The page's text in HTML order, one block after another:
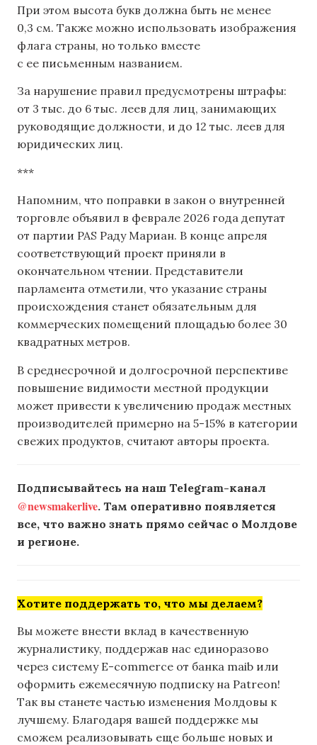
При этом высота букв должна быть не менее
0,3 см. Также можно использовать изображения
флага страны, но только вместе
с ее письменным названием.
За нарушение правил предусмотрены штрафы:
от 3 тыс. до 6 тыс. леев для лиц, занимающих
руководящие должности, и до 12 тыс. леев для
юридических лиц.
***
Напомним, что поправки в закон о внутренней
торговле объявил ​​в феврале 2026 года депутат
от партии PAS Раду Мариан. В конце апреля
соответствующий проект приняли в
окончательном чтении. Представители
парламента отметили, что указание страны
происхождения станет обязательным для
коммерческих помещений площадью более 30
квадратных метров.
В среднесрочной и долгосрочной перспективе
повышение видимости местной продукции
может привести к увеличению продаж местных
производителей примерно на 5-15% в категории
свежих продуктов, считают авторы проекта.
Подписывайтесь на наш Telegram-канал
@newsmakerlive. Там оперативно появляется
все, что важно знать прямо сейчас о Молдове
и регионе.
Хотите поддержать то, что мы делаем?
Вы можете внести вклад в качественную
журналистику, поддержав нас единоразово
через систему E-commerce от банка maib или
оформить ежемесячную подписку на Patreon!
Так вы станете частью изменения Молдовы к
лучшему. Благодаря вашей поддержке мы
сможем реализовывать еще больше новых и